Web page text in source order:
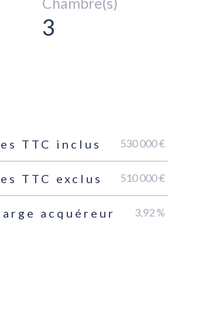
3
TTC inclus 530 000 €
TTC exclus 510 000 €
acquéreur 3,92 %